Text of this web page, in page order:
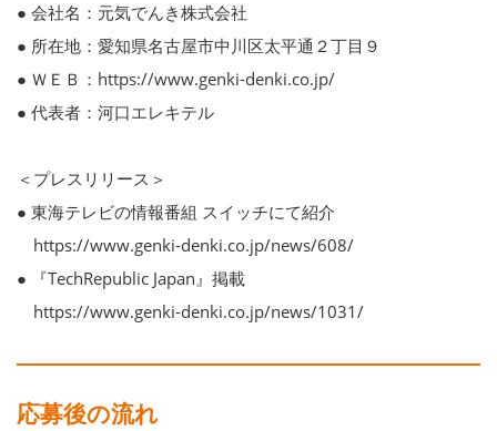
● 会社名：元気でんき株式会社
● 所在地：愛知県名古屋市中川区太平通２丁目９
● ＷＥＢ：https://www.genki-denki.co.jp/
● 代表者：河口エレキテル
＜プレスリリース＞
● 東海テレビの情報番組 スイッチにて紹介
https://www.genki-denki.co.jp/news/608/
● 『TechRepublic Japan』掲載
https://www.genki-denki.co.jp/news/1031/
応募後の流れ